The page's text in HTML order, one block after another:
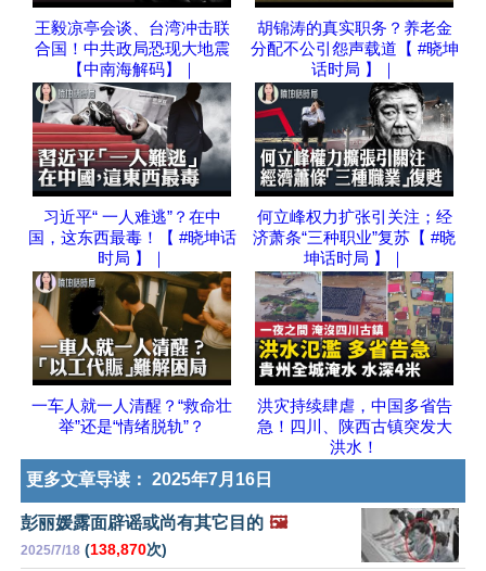
王毅凉亭会谈、台湾冲击联
合国！中共政局恐现大地震
【中南海解码】｜
胡锦涛的真实职务？养老金
分配不公引怨声载道【 #晓坤
话时局 】｜
习近平“ 一人难逃”？在中
国，这东西最毒！【 #晓坤话
时局 】｜
何立峰权力扩张引关注；经
济萧条“三种职业”复苏【 #晓
坤话时局 】｜
一车人就一人清醒？“救命壮
举”还是“情绪脱轨”？
洪灾持续肆虐，中国多省告
急！四川、陕西古镇突发大
洪水！
更多文章导读： 2025年7月16日
彭丽媛露面辟谣或尚有其它目的 🖼️
2025/7/18 (138,870次)